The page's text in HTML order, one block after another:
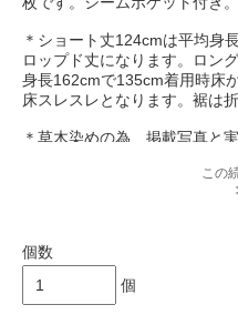
＊ショート丈124cmは平均身
ロップド丈になります。ロン
身長162cmで135cm着用時床
床スレスレとなります。裾は
＊草木染めの為、掲載写真と
又 手作業の工程上、染料によ
等が出来てしまうことがあり
＊indigo seaでは染めから色止
用していますので、
一般的な化学染料で染められ
この
個数
個